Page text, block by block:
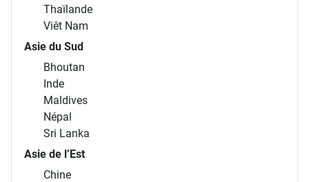
Thaïlande
Viêt Nam
Asie du Sud
Bhoutan
Inde
Maldives
Népal
Sri Lanka
Asie de l’Est
Chine